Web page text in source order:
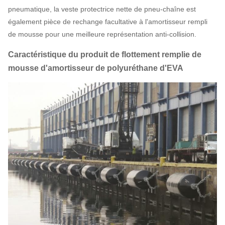
pneumatique, la veste protectrice nette de pneu-chaîne est
également pièce de rechange facultative à l'amortisseur rempli
de mousse pour une meilleure représentation anti-collision.
Caractéristique du produit de flottement remplie de
mousse d'amortisseur de polyuréthane d'EVA